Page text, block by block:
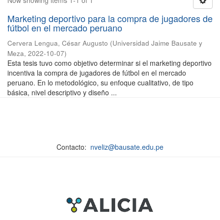
Marketing deportivo para la compra de jugadores de
fútbol en el mercado peruano
Cervera Lengua, César Augusto (Universidad Jaime Bausate y
Meza, 2022-10-07)
Esta tesis tuvo como objetivo determinar si el marketing deportivo
incentiva la compra de jugadores de fútbol en el mercado
peruano. En lo metodológico, su enfoque cualitativo, de tipo
básica, nivel descriptivo y diseño ...
Contacto: nveliz@bausate.edu.pe